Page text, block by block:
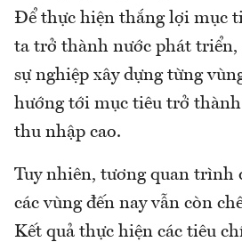
Để thực hiện thắng lợi mục
ta trở thành nước phát
sự nghiệp xây dựng từng
hướng tới mục tiêu trở
thu nhập cao.
Tuy nhiên, tương quan trình
các vùng đến nay vẫn còn
Kết quả thực hiện các tiêu